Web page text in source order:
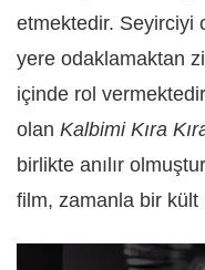
etmektedir. Seyirciyi
yere odaklamaktan
içinde rol
olan Kalbimi Kıra
birlikte anılır
film, zamanla bir